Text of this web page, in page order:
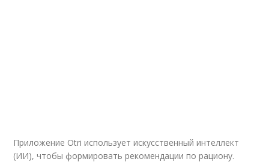
Приложение Otri использует искусственный интеллект
(ИИ), чтобы формировать рекомендации по рациону.